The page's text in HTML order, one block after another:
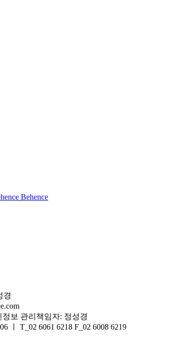
Behence
경
보 관리책임자: 정성경
ㅣ T_02 6061 6218 F_02 6008 6219